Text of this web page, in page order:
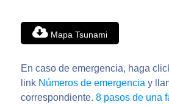
Mapa Tsunami
En caso de emergencia, haga
link Números de emergencia y
correspondiente. 8 pasos de una